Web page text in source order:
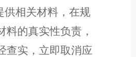
供相关材料，在规
料的真实性负责 ，
查实，立即取消应